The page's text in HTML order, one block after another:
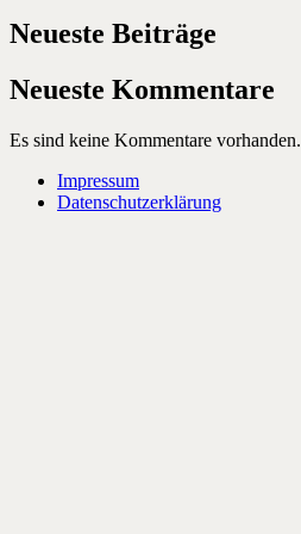
Neueste Beiträge
Neueste Kommentare
Es sind keine Kommentare vorhanden.
Impressum
Datenschutzerklärung